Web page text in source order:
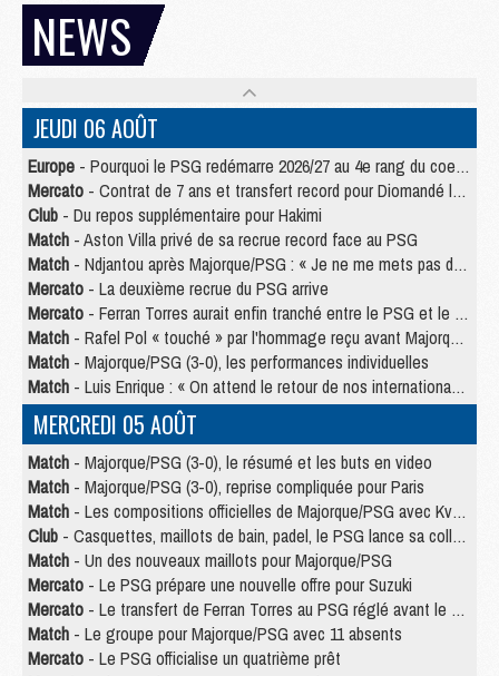
NEWS
JEUDI 06 AOÛT
Europe - Pourquoi le PSG redémarre 2026/27 au 4e rang du coefficient UEFA
Mercato - Contrat de 7 ans et transfert record pour Diomandé loin du PSG
Club - Du repos supplémentaire pour Hakimi
Match - Aston Villa privé de sa recrue record face au PSG
Match - Ndjantou après Majorque/PSG : « Je ne me mets pas de plafond »
Mercato - La deuxième recrue du PSG arrive
Mercato - Ferran Torres aurait enfin tranché entre le PSG et le Barça
Match - Rafel Pol « touché » par l'hommage reçu avant Majorque/PSG
Match - Majorque/PSG (3-0), les performances individuelles
Match - Luis Enrique : « On attend le retour de nos internationaux »
MERCREDI 05 AOÛT
Match - Majorque/PSG (3-0), le résumé et les buts en video
Match - Majorque/PSG (3-0), reprise compliquée pour Paris
Match - Les compositions officielles de Majorque/PSG avec Kvara et de nombreux jeunes
Club - Casquettes, maillots de bain, padel, le PSG lance sa collection été
Match - Un des nouveaux maillots pour Majorque/PSG
Mercato - Le PSG prépare une nouvelle offre pour Suzuki
Mercato - Le transfert de Ferran Torres au PSG réglé avant le 12 août ?
Match - Le groupe pour Majorque/PSG avec 11 absents
Mercato - Le PSG officialise un quatrième prêt